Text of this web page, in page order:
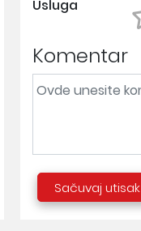
Usluga
Komentar
Sačuvaj utisak